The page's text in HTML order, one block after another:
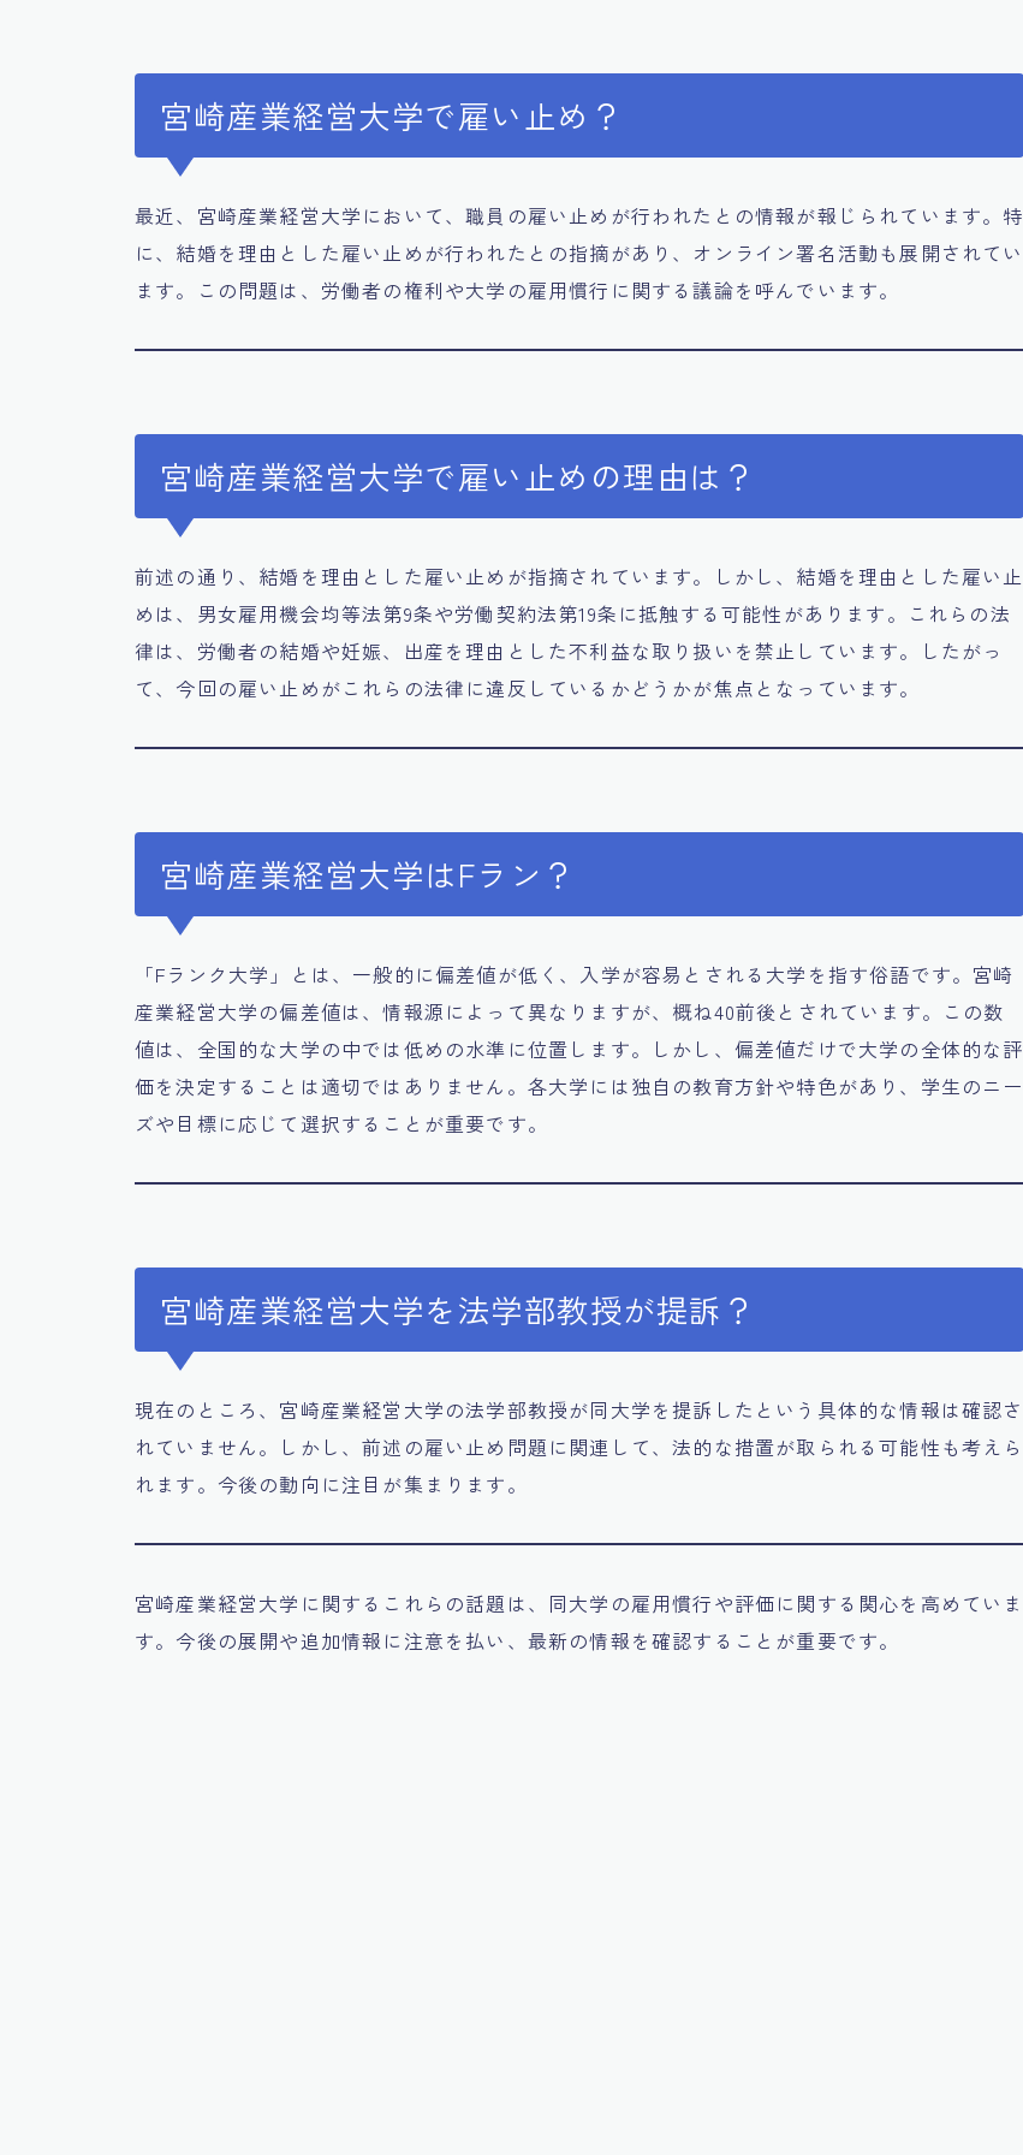
宮崎産業経営大学で雇い止め？
最近、宮崎産業経営大学において、職員の雇い止めが行われたとの情報が報じられています。特
に、結婚を理由とした雇い止めが行われたとの指摘があり、オンライン署名活動も展開されてい
ます。この問題は、労働者の権利や大学の雇用慣行に関する議論を呼んでいます。
宮崎産業経営大学で雇い止めの理由は？
前述の通り、結婚を理由とした雇い止めが指摘されています。しかし、結婚を理由とした雇い止
めは、男女雇用機会均等法第9条や労働契約法第19条に抵触する可能性があります。これらの法
律は、労働者の結婚や妊娠、出産を理由とした不利益な取り扱いを禁止しています。したがっ
て、今回の雇い止めがこれらの法律に違反しているかどうかが焦点となっています。
宮崎産業経営大学はFラン？
「Fランク大学」とは、一般的に偏差値が低く、入学が容易とされる大学を指す俗語です。宮崎
産業経営大学の偏差値は、情報源によって異なりますが、概ね40前後とされています。この数
値は、全国的な大学の中では低めの水準に位置します。しかし、偏差値だけで大学の全体的な評
価を決定することは適切ではありません。各大学には独自の教育方針や特色があり、学生のニー
ズや目標に応じて選択することが重要です。
宮崎産業経営大学を法学部教授が提訴？
現在のところ、宮崎産業経営大学の法学部教授が同大学を提訴したという具体的な情報は確認さ
れていません。しかし、前述の雇い止め問題に関連して、法的な措置が取られる可能性も考えら
れます。今後の動向に注目が集まります。
宮崎産業経営大学に関するこれらの話題は、同大学の雇用慣行や評価に関する関心を高めていま
す。今後の展開や追加情報に注意を払い、最新の情報を確認することが重要です。